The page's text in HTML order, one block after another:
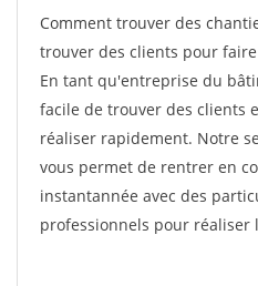
Comment trouver des
trouver des clients pour
En tant qu'entreprise du
facile de trouver des clients
réaliser rapidement. Notre
vous permet de rentrer en
instantannée avec des
professionnels pour réaliser